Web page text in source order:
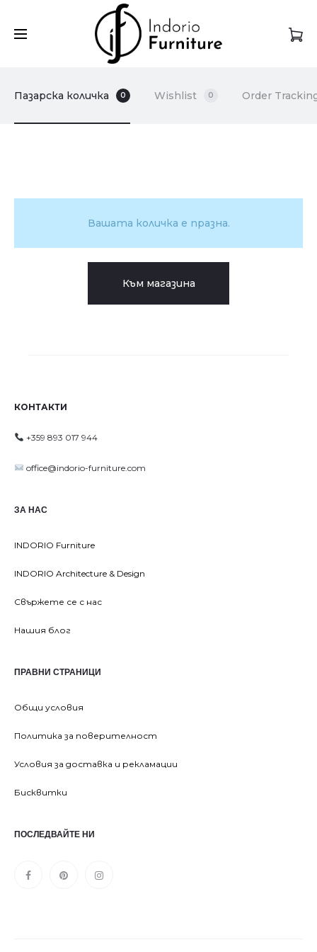
Пазарска количка 0 Wishlist 0 Order
C
Вашата количка е празна.
Към магазина
КОНТАКТИ
+359 893 017 944
office@indorio-furniture.com
ЗА НАС
INDORIO Furniture
INDORIO Architecture & Design
Свържете се с нас
Нашия блог
ПРАВНИ СТРАНИЦИ
Общи условия
Политика за поверителност
Условия за доставка и рекламации
Бисквитки
ПОСЛЕДВАЙТЕ НИ